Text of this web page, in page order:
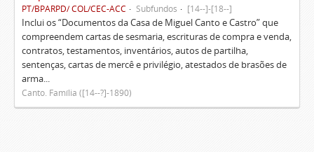
PT/BPARPD/ COL/CEC-ACC Subfundos [14--]-[18--]
Inclui os “Documentos da Casa de Miguel Canto e Castro” que
compreendem cartas de sesmaria, escrituras de compra e venda,
contratos, testamentos, inventários, autos de partilha,
sentenças, cartas de mercê e privilégio, atestados de brasões de
arma...
Canto. Família ([14--?]-1890)